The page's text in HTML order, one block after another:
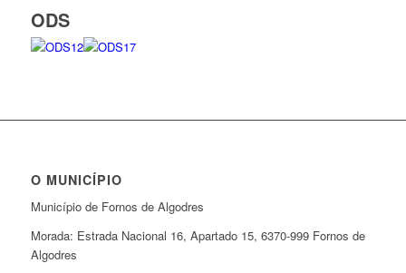
ODS
O MUNICÍPIO
Município de Fornos de Algodres
Morada: Estrada Nacional 16, Apartado 15, 6370-999 Fornos de
Algodres